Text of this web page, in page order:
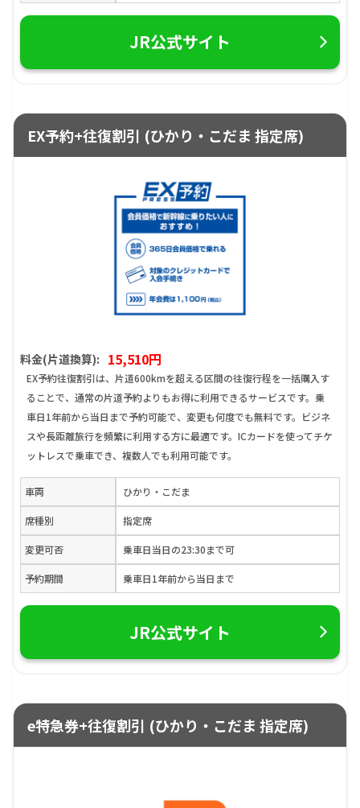
JR公式サイト
EX予約+往復割引 (ひかり・こだま 指定席)
料金(片道換算): 15,510円
EX予約往復割引は、片道600kmを超える区間の往復行程を一括購入す
ることで、通常の片道予約よりもお得に利用できるサービスです。乗
車日1年前から当日まで予約可能で、変更も何度でも無料です。ビジネ
スや長距離旅行を頻繁に利用する方に最適です。ICカードを使ってチケ
ットレスで乗車でき、複数人でも利用可能です。
車両 ひかり・こだま
席種別 指定席
変更可否 乗車日当日の23:30まで可
予約期間 乗車日1年前から当日まで
JR公式サイト
e特急券+往復割引 (ひかり・こだま 指定席)